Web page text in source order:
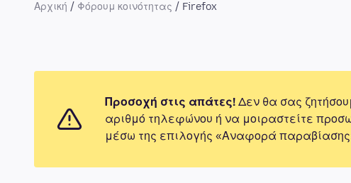
Αρχική Φόρουμ κοινότητας Firefox
Προσοχή στις απάτες! Δεν θα σας
αριθμό τηλεφώνου ή να μοιραστείτε
μέσω της επιλογής «Αναφορά